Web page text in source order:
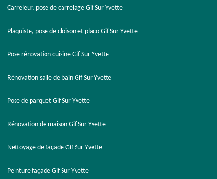
Carreleur, pose de carrelage Gif Sur Yvette
Plaquiste, pose de cloison et placo Gif Sur Yvette
Pose rénovation cuisine Gif Sur Yvette
Rénovation salle de bain Gif Sur Yvette
Pose de parquet Gif Sur Yvette
Rénovation de maison Gif Sur Yvette
Nettoyage de façade Gif Sur Yvette
Peinture façade Gif Sur Yvette